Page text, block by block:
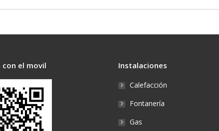
con el movil Instalaciones
Calefacción
Fontanería
Gas